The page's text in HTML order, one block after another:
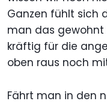
Ganzen fühlt sich
man das gewohnt
kräftig für die
oben raus noch
Fährt man in den